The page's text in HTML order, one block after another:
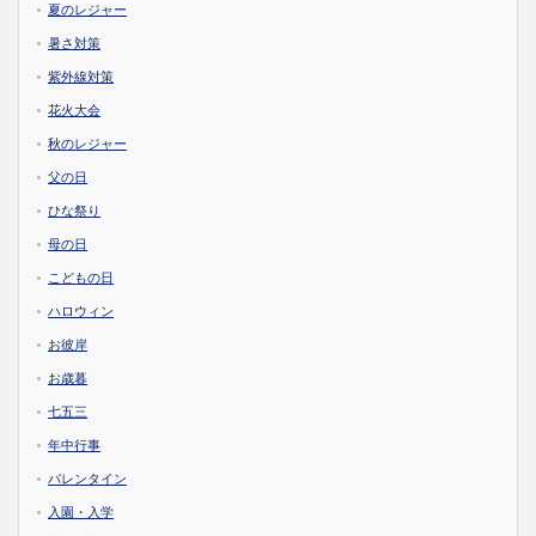
夏のレジャー
暑さ対策
紫外線対策
花火大会
秋のレジャー
父の日
ひな祭り
母の日
こどもの日
ハロウィン
お彼岸
お歳暮
七五三
年中行事
バレンタイン
入園・入学